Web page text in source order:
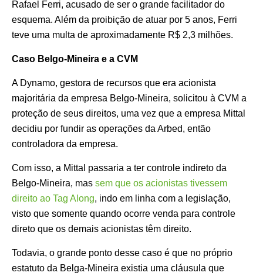
Rafael Ferri, acusado de ser o grande facilitador do
esquema. Além da proibição de atuar por 5 anos, Ferri
teve uma multa de aproximadamente R$ 2,3 milhões.
Caso Belgo-Mineira e a CVM
A Dynamo, gestora de recursos que era acionista
majoritária da empresa Belgo-Mineira, solicitou à CVM a
proteção de seus direitos, uma vez que a empresa Mittal
decidiu por fundir as operações da Arbed, então
controladora da empresa.
Com isso, a Mittal passaria a ter controle indireto da
Belgo-Mineira, mas sem que os acionistas tivessem
direito ao Tag Along, indo em linha com a legislação,
visto que somente quando ocorre venda para controle
direto que os demais acionistas têm direito.
Todavia, o grande ponto desse caso é que no próprio
estatuto da Belga-Mineira existia uma cláusula que